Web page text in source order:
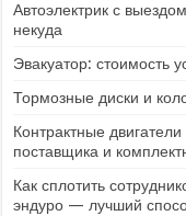
Автоэлектрик с
некуда
Эвакуатор: стоимость
Тормозные диски и
Контрактные
поставщика и
Как сплотить
эндуро — лучший